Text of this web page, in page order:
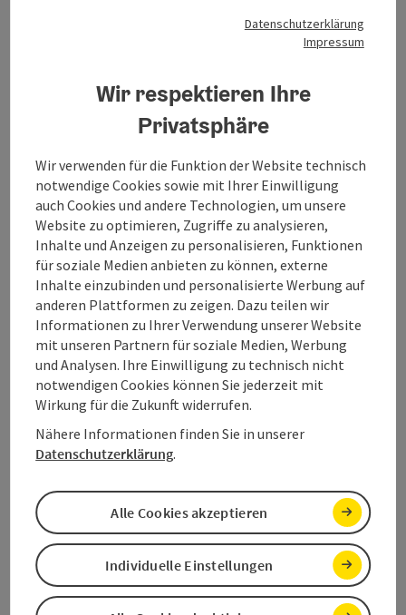
Kontakt
Öffnungszeiten
Anreise/Lage
Preise
Eignung
Barrierefreiheit
zum Merkzettel
Beitrag drucken
Datenschutzerklärung
Impressum
Wir respektieren Ihre
Privatsphäre
Wir verwenden für die Funktion der Website technisch
notwendige Cookies sowie mit Ihrer Einwilligung
auch Cookies und andere Technologien, um unsere
Website zu optimieren, Zugriffe zu analysieren,
Inhalte und Anzeigen zu personalisieren, Funktionen
für soziale Medien anbieten zu können, externe
Inhalte einzubinden und personalisierte Werbung auf
anderen Plattformen zu zeigen. Dazu teilen wir
Informationen zu Ihrer Verwendung unserer Website
mit unseren Partnern für soziale Medien, Werbung
und Analysen. Ihre Einwilligung zu technisch nicht
notwendigen Cookies können Sie jederzeit mit
Wirkung für die Zukunft widerrufen.
Nähere Informationen finden Sie in unserer
Datenschutzerklärung.
Individuelle Einstellungen
Alle Cookies akzeptieren